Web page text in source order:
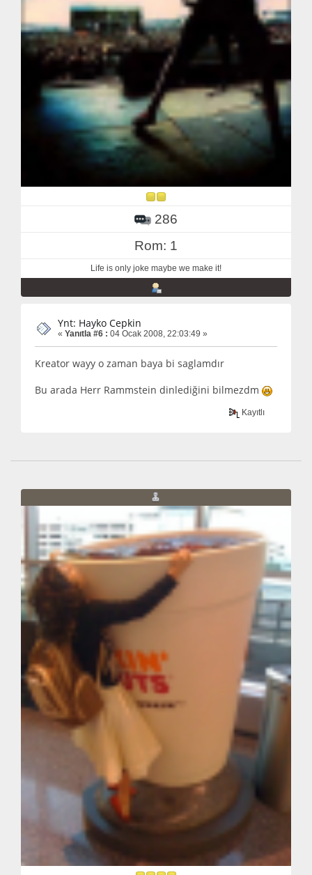
286
Rom: 1
Life is only joke maybe we make it!
Ynt: Hayko Cepkin
« Yanıtla #6 : 04 Ocak 2008, 22:03:49 »
Kreator wayy o zaman baya bi saglamdır
Bu arada Herr Rammstein dinlediğini bilmezdm
Kayıtlı